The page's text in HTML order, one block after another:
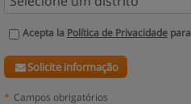
Acepta la Política de Privacidade
Solicite informação
* Campos obrigatórios